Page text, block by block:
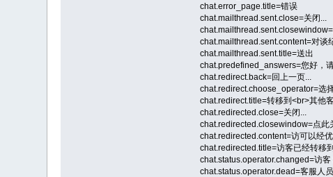
chat.error_page.title=错误
chat.mailthread.sent.close=关闭...
chat.mailthread.sent.content=对谈
chat.mailthread.sent.title=送出
chat.predefined_answers=您好，
chat.redirect.back=回上一页...
chat.redirect.choose_operator=选
chat.redirect.title=转移到<br>其他
chat.redirected.close=关闭...
chat.redirected.closewindow=点此
chat.redirected.content=访可以经
chat.redirected.title=访客已经转移
chat.status.operator.changed=访
chat.status.operator.dead=客服人